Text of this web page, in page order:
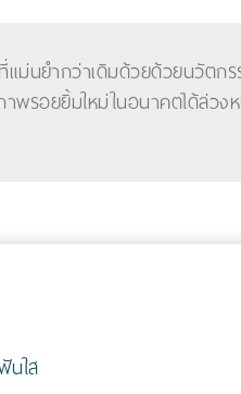
นยำกว่าเดิมด้วยด้วยนวัตก
พรอยยิ้มใหม่ในอนาคตได้ล่
นใส